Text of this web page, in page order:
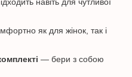
як для жінок, так і
— бери з собою